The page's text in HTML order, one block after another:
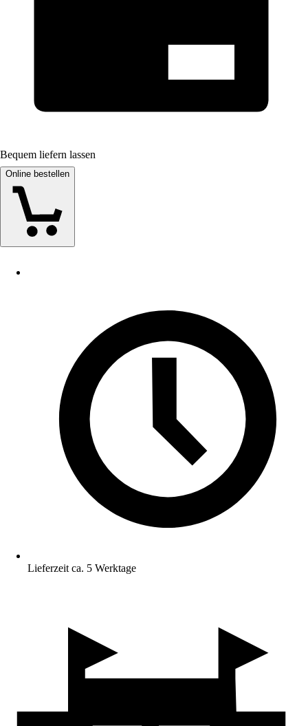
Bequem liefern lassen
Online bestellen
Lieferzeit ca. 5 Werktage